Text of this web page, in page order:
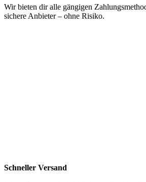
Wir bieten dir alle gängigen
sichere Anbieter – ohne Risiko.
Schneller Versand